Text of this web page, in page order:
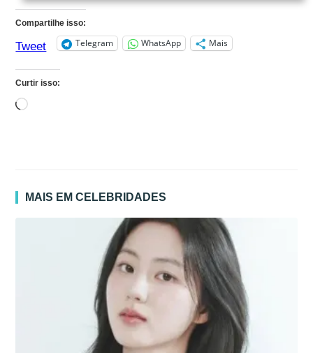
Compartilhe isso:
Tweet Telegram WhatsApp Mais
Curtir isso:
Carregando...
MAIS EM CELEBRIDADES